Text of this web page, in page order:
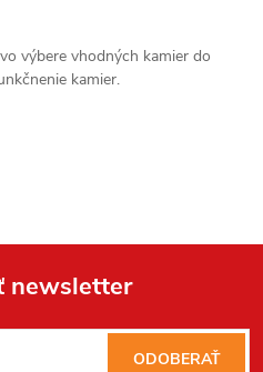
výbere vhodných kamier do
kamier.
newsletter
ODOBERAŤ